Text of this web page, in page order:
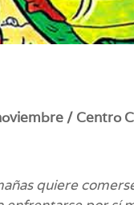
/ Centro
quiere